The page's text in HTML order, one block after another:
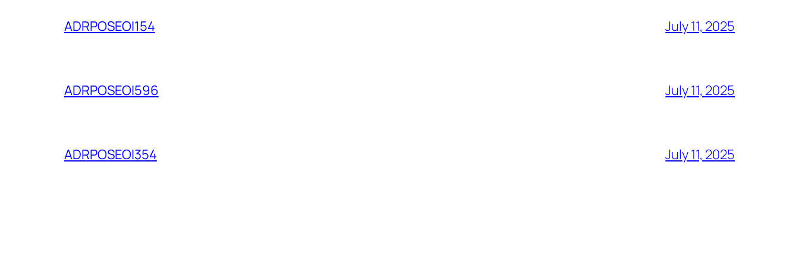
ADRPOSEOI154 July 11, 2025
ADRPOSEOI596 July 11, 2025
ADRPOSEOI354 July 11, 2025